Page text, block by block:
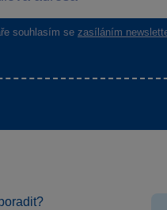
souhlasím se zasíláním